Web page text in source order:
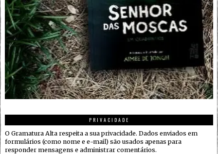
PRIVACIDADE
O Gramatura Alta respeita a sua privacidade. Dados enviados em
formulários (como nome e e-mail) são usados apenas para
responder mensagens e administrar comentários.